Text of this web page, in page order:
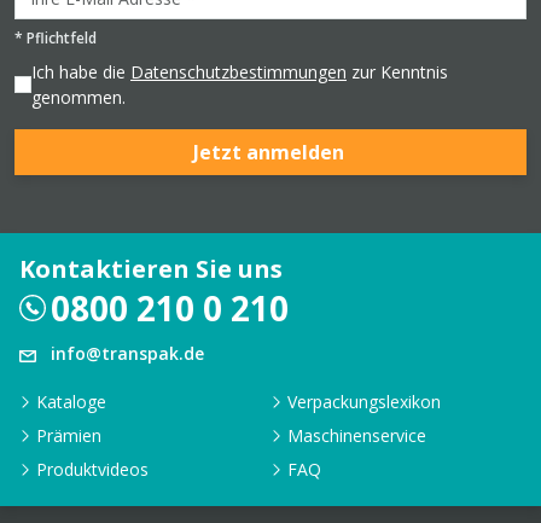
* Pflichtfeld
Ich habe die Datenschutzbestimmungen zur Kenntnis
genommen.
Jetzt anmelden
Kontaktieren Sie uns
0800 210 0 210
info@transpak.de
Kataloge
Verpackungslexikon
Prämien
Maschinenservice
Produktvideos
FAQ